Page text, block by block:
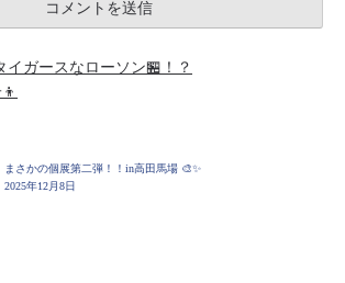
イガースなローソン🏪！？
まさかの個展第二弾！！in高田馬場 🎨✨
2025年12月8日